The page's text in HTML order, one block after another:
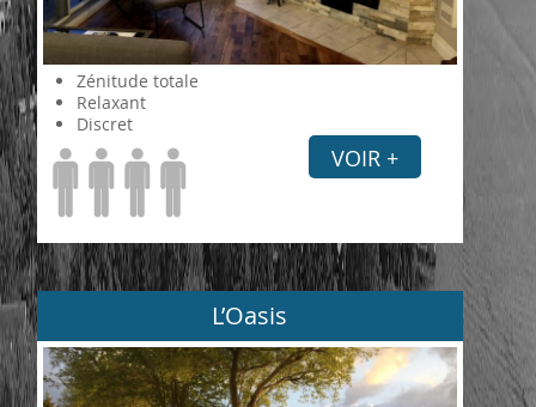
Zénitude totale
Relaxant
Discret
VOIR +
L’Oasis